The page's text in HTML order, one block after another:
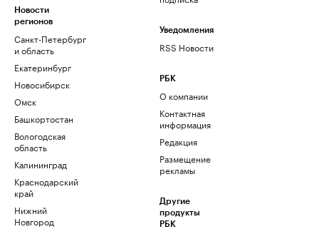
Новости
регионов
Санкт-Петербург
и область
Екатеринбург
Новосибирск
Омск
Башкортостан
Вологодская
область
Калининград
Краснодарский
край
Нижний
Новгород
Уведомления
RSS Новости
РБК
О компании
Контактная
информация
Редакция
Размещение
рекламы
Другие
продукты
РБК